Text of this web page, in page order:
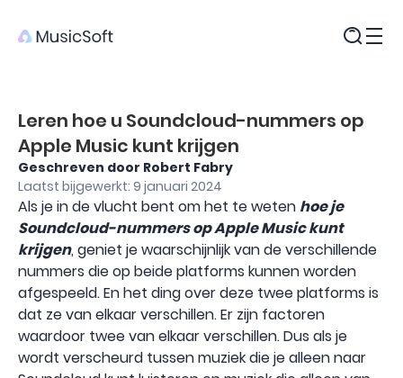
Leren hoe u Soundcloud-nummers op
Apple Music kunt krijgen
Geschreven door Robert Fabry
Laatst bijgewerkt: 9 januari 2024
Als je in de vlucht bent om het te weten hoe je
Soundcloud-nummers op Apple Music kunt
krijgen, geniet je waarschijnlijk van de verschillende
nummers die op beide platforms kunnen worden
afgespeeld. En het ding over deze twee platforms is
dat ze van elkaar verschillen. Er zijn factoren
waardoor twee van elkaar verschillen. Dus als je
wordt verscheurd tussen muziek die je alleen naar